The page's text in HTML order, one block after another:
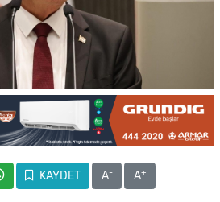
KAYDET A- A+